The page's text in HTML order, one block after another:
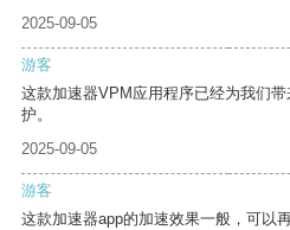
2025-09-05
游客
这款加速器VPM应用程序已经为我们
护。
2025-09-05
游客
这款加速器app的加速效果一般，可以